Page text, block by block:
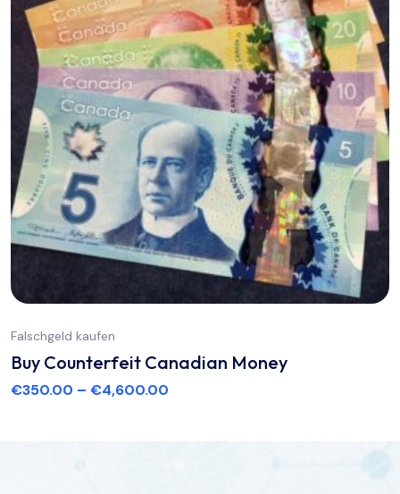
Falschgeld kaufen
Buy Counterfeit Canadian Money
€350.00 – €4,600.00